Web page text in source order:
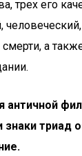
трех его
а
античной
знаки триад